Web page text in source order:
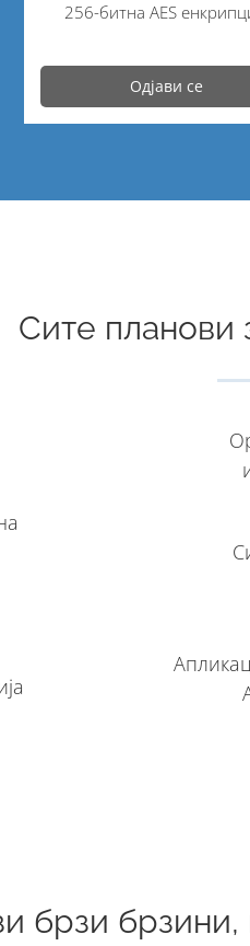
256-битна AES
Одјави се
Сите планови
брзи брзини,